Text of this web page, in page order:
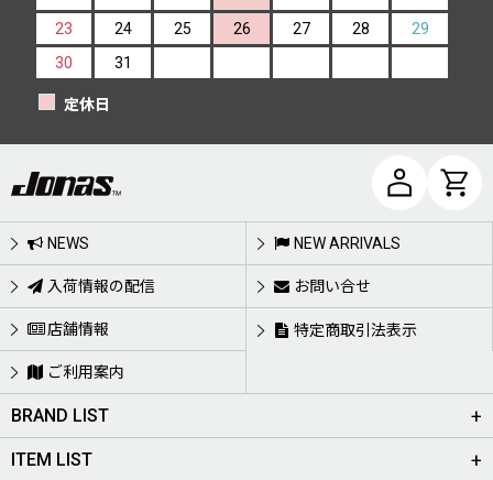
23
24 25 26 27 28
29
30
31
定休日
NEWS NEW ARRIVALS
入荷情報の配信 お問い合せ
店舗情報 特定商取引法表示
ご利用案内
BRAND LIST
ITEM LIST